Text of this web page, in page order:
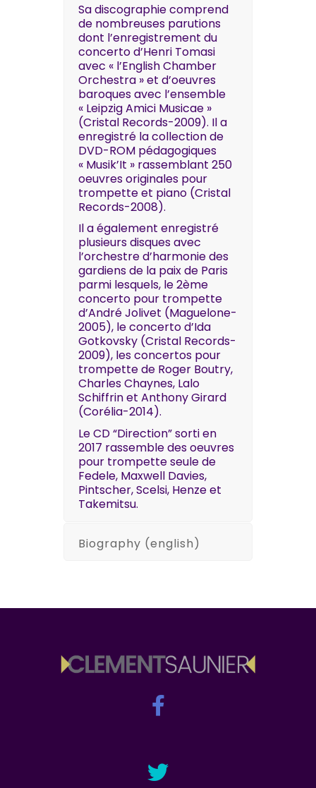
Sa discographie comprend
de nombreuses parutions
dont l’enregistrement du
concerto d’Henri Tomasi
avec « l’English Chamber
Orchestra » et d’oeuvres
baroques avec l’ensemble
« Leipzig Amici Musicae »
(Cristal Records-2009). Il a
enregistré la collection de
DVD-ROM pédagogiques
« Musik’It » rassemblant 250
oeuvres originales pour
trompette et piano (Cristal
Records-2008).
Il a également enregistré
plusieurs disques avec
l’orchestre d’harmonie des
gardiens de la paix de Paris
parmi lesquels, le 2ème
concerto pour trompette
d’André Jolivet (Maguelone-
2005), le concerto d’Ida
Gotkovsky (Cristal Records-
2009), les concertos pour
trompette de Roger Boutry,
Charles Chaynes, Lalo
Schiffrin et Anthony Girard
(Corélia-2014).
Le CD “Direction” sorti en
2017 rassemble des oeuvres
pour trompette seule de
Fedele, Maxwell Davies,
Pintscher, Scelsi, Henze et
Takemitsu.
Biography (english)